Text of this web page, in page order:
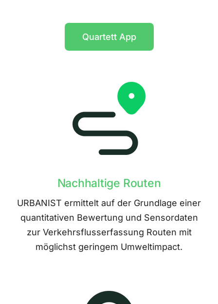
Quartett App
Nachhaltige Routen
URBANIST ermittelt auf der Grundlage einer
quantitativen Bewertung und Sensordaten
zur Verkehrsflusserfassung Routen mit
möglichst geringem Umweltimpact.